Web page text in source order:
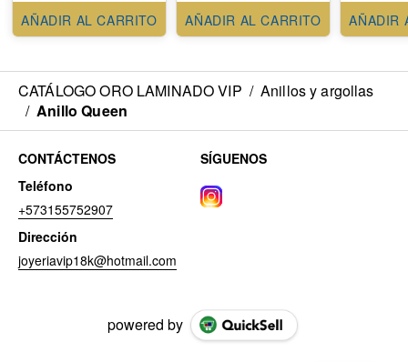
AÑADIR AL CARRITO AÑADIR AL CARRITO AÑADIR
CATÁLOGO ORO LAMINADO VIP / Anillos y argollas
/ Anillo Queen
CONTÁCTENOS
Teléfono
+573155752907
Dirección
joyeriavip18k@hotmail.com
SÍGUENOS
powered by